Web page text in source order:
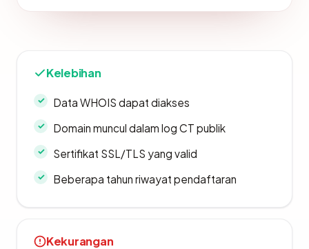
Kelebihan
Data WHOIS dapat diakses
Domain muncul dalam log CT publik
Sertifikat SSL/TLS yang valid
Beberapa tahun riwayat pendaftaran
Kekurangan